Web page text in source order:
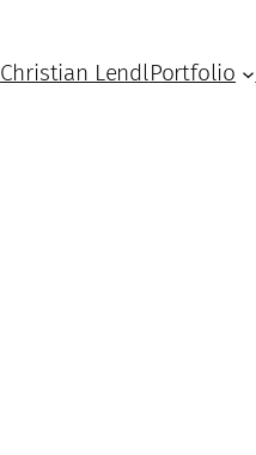
Christian LendlPortfolio